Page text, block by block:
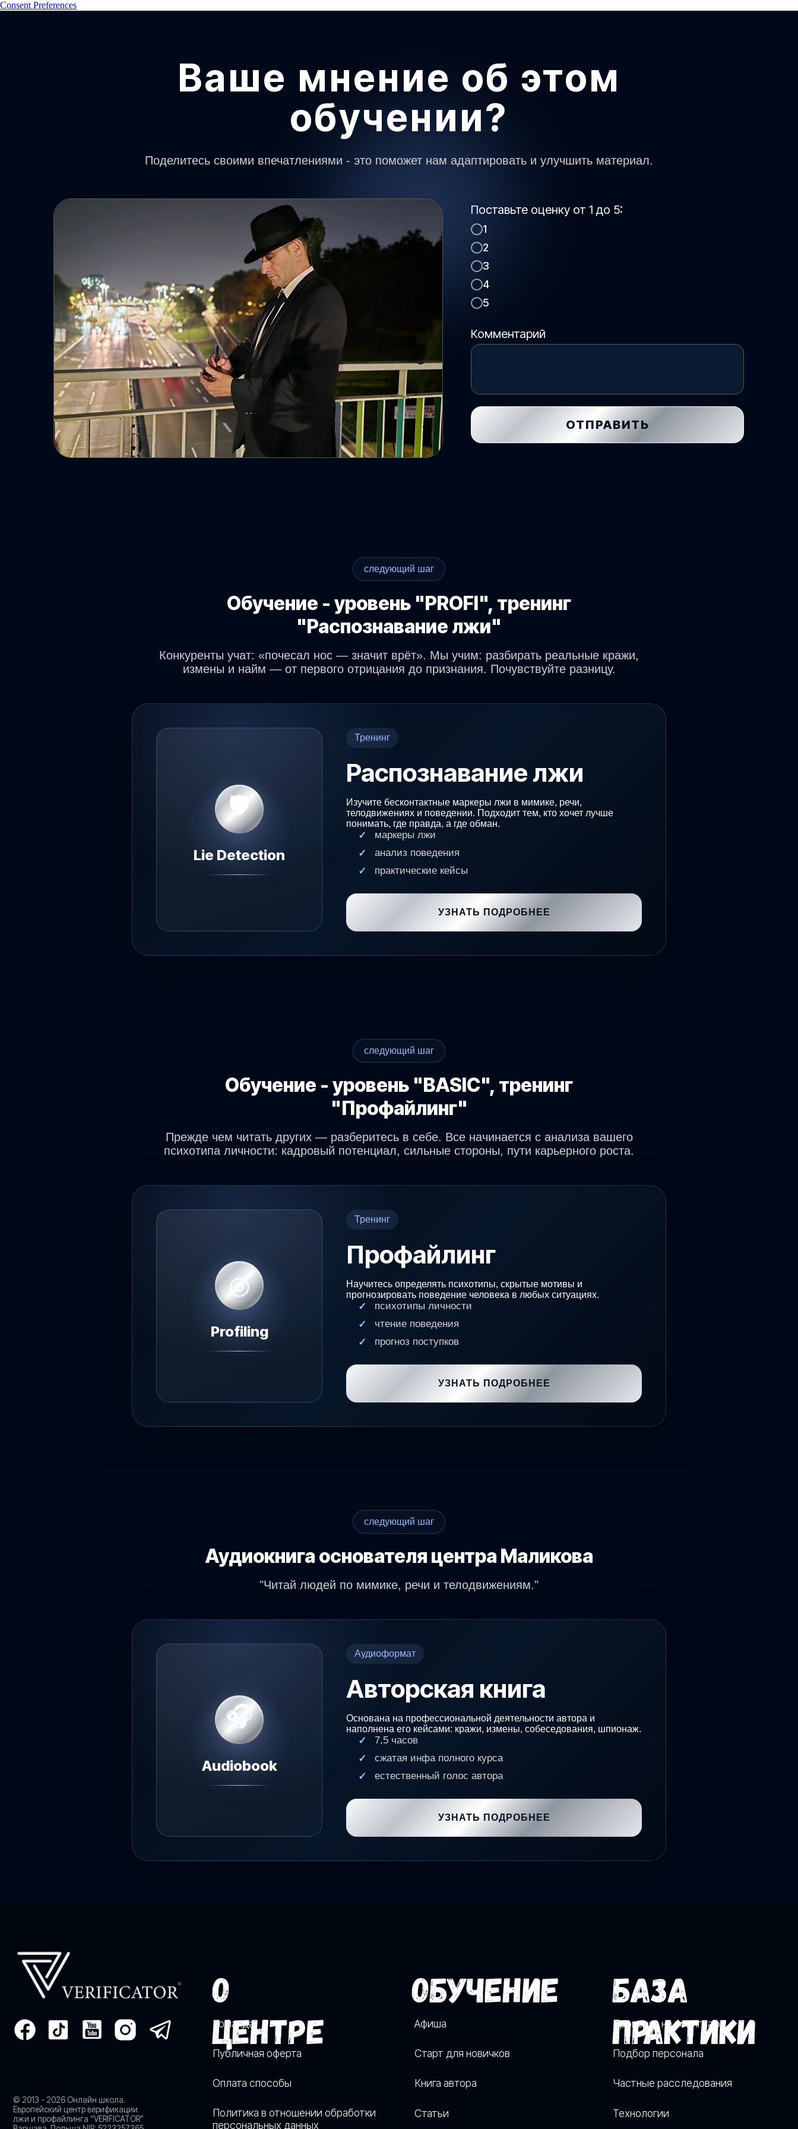
Consent Preferences
Ваше мнение об этом
обучении?
Поделитесь своими впечатлениями - это поможет нам адаптировать и улучшить материал.
Поставьте оценку от 1 до 5:
1
2
3
4
5
Комментарий
ОТПРАВИТЬ
следующий шаг
Обучение - уровень "PROFI", тренинг
"Распознавание лжи"
Конкуренты учат: «почесал нос — значит врёт». Мы учим: разбирать реальные кражи,
измены и найм — от первого отрицания до признания. Почувствуйте разницу.
🛡
Lie Detection
Тренинг
Распознавание лжи
Изучите бесконтактные маркеры лжи в мимике, речи,
телодвижениях и поведении. Подходит тем, кто хочет лучше
понимать, где правда, а где обман.
маркеры лжи
анализ поведения
практические кейсы
УЗНАТЬ ПОДРОБНЕЕ
следующий шаг
Обучение - уровень "BASIC", тренинг
"Профайлинг"
Прежде чем читать других — разберитесь в себе. Все начинается с анализа вашего
психотипа личности: кадровый потенциал, сильные стороны, пути карьерного роста.
◎
Profiling
Тренинг
Профайлинг
Научитесь определять психотипы, скрытые мотивы и
прогнозировать поведение человека в любых ситуациях.
психотипы личности
чтение поведения
прогноз поступков
УЗНАТЬ ПОДРОБНЕЕ
следующий шаг
Аудиокнига основателя центра Маликова
"Читай людей по мимике, речи и телодвижениям."
🎧
Audiobook
Аудиоформат
Авторская книга
Основана на профессиональной деятельности автора и
наполнена его кейсами: кражи, измены, собеседования, шпионаж.
7,5 часов
сжатая инфа полного курса
естественный голос автора
УЗНАТЬ ПОДРОБНЕЕ
О
ОБУЧЕНИЕ
ПРАКТИКИ
Проверка на полиграфе
Оплата способы Книга автора Частные расследования
+48 (792) 57-57-57
profiler.verificator.eu@gmail.com